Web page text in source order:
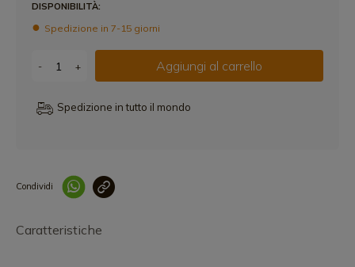
DISPONIBILITÀ:
Spedizione in 7-15 giorni
- + Aggiungi al carrello
Spedizione in tutto il mondo
Condividi
Caratteristiche